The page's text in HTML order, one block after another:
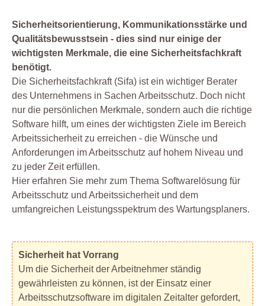
Sicherheitsorientierung, Kommunikationsstärke und
Qualitätsbewusstsein - dies sind nur einige der
wichtigsten Merkmale, die eine Sicherheitsfachkraft
benötigt.
Die Sicherheitsfachkraft (Sifa) ist ein wichtiger Berater
des Unternehmens in Sachen Arbeitsschutz. Doch nicht
nur die persönlichen Merkmale, sondern auch die richtige
Software hilft, um eines der wichtigsten Ziele im Bereich
Arbeitssicherheit zu erreichen - die Wünsche und
Anforderungen im Arbeitsschutz auf hohem Niveau und
zu jeder Zeit erfüllen.
Hier erfahren Sie mehr zum Thema Softwarelösung für
Arbeitsschutz und Arbeitssicherheit und dem
umfangreichen Leistungsspektrum des Wartungsplaners.
Sicherheit hat Vorrang
Um die Sicherheit der Arbeitnehmer ständig
gewährleisten zu können, ist der Einsatz einer
Arbeitsschutzsoftware im digitalen Zeitalter gefordert,